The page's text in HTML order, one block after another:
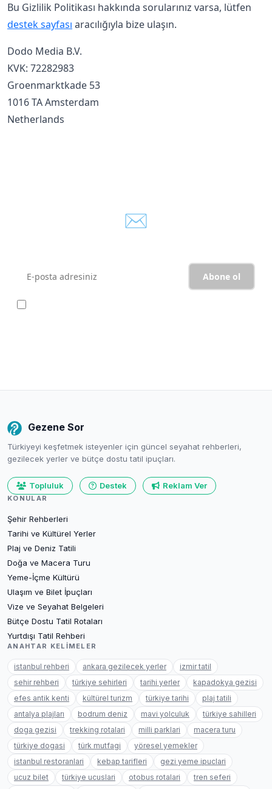
Bu Gizlilik Politikası hakkında sorularınız varsa, lütfen
destek sayfası aracılığıyla bize ulaşın.
Dodo Media B.V.
KVK: 72282983
Groenmarktkade 53
1016 TA Amsterdam
Netherlands
✉️
Abone ol
Gezene Sor
Türkiyeyi keşfetmek isteyenler için güncel seyahat rehberleri,
gezilecek yerler ve bütçe dostu tatil ipuçları.
Topluluk Destek Reklam Ver
KONULAR
Şehir Rehberleri
Tarihi ve Kültürel Yerler
Plaj ve Deniz Tatili
Doğa ve Macera Turu
Yeme-İçme Kültürü
Ulaşım ve Bilet İpuçları
Vize ve Seyahat Belgeleri
Bütçe Dostu Tatil Rotaları
Yurtdışı Tatil Rehberi
ANAHTAR KELIMELER
istanbul rehberi ankara gezilecek yerler
izmir tatil
sehir rehberi
türkiye sehirleri tarihi yerler
kapadokya gezisi
efes antik kenti
kültürel turizm türkiye tarihi
plaj tatili
antalya plajları
bodrum deniz mavi yolculuk
türkiye sahilleri
doga gezisi
trekking rotalari milli parklari
macera turu
türkiye dogasi
türk mutfagi
yöresel yemekler
istanbul restoranlari
kebap tarifleri
gezi yeme ipuclari
ucuz bilet
türkiye ucuslari otobus rotalari
tren seferi